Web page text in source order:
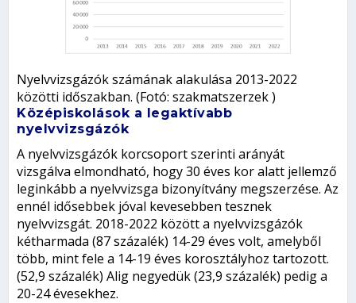
Nyelvvizsgázók számának alakulása 2013-2022
közötti időszakban. (Fotó: szakmatszerzek )
Középiskolások a legaktívabb
nyelvvizsgázók
A nyelvvizsgázók korcsoport szerinti arányát
vizsgálva elmondható, hogy 30 éves kor alatt jellemző
leginkább a nyelvvizsga bizonyítvány megszerzése. Az
ennél idősebbek jóval kevesebben tesznek
nyelvvizsgát. 2018-2022 között a nyelvvizsgázók
kétharmada (87 százalék) 14-29 éves volt, amelyből
több, mint fele a 14-19 éves korosztályhoz tartozott.
(52,9 százalék) Alig negyedük (23,9 százalék) pedig a
20-24 évesekhez.